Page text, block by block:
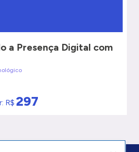
a Presença Digital com
R$ 297